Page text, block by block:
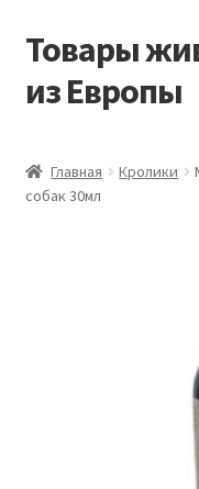
Перейти
навигации
Перейти
содержимому
Товары
из Европы
Виды доставки
Главная Кролики
собак 30мл